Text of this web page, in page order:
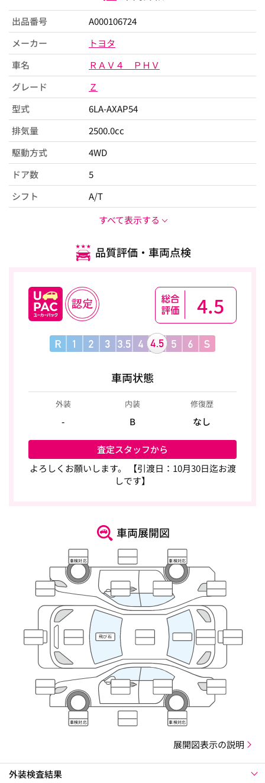
出品番号
A000106724
メーカー
トヨタ
車名
ＲＡＶ４ ＰＨＶ
グレード
Ｚ
型式
6LA-AXAP54
排気量
2500.0cc
駆動方式
4WD
ドア数
5
シフト
A/T
すべて表示する
品質評価・車両点検
4.5
車両状態
外装
-
内装
B
修復歴
なし
査定スタッフから
よろしくお願いします。 【引渡日：10月30日迄お渡
しです】
車両展開図
車検対応 車検対応
飛び石
車検対応 車検対応
展開図表示の説明
外装検査結果